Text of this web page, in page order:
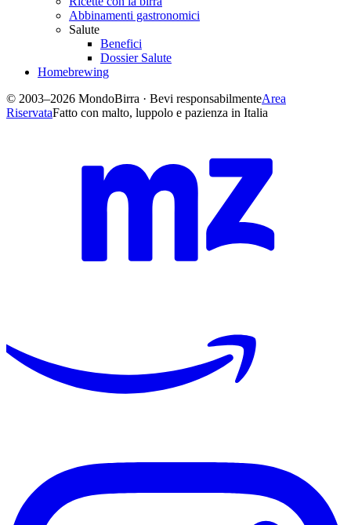
Abbinamenti gastronomici
Salute
Benefici
Dossier Salute
Homebrewing
© 2003–2026 MondoBirra · Bevi responsabilmenteArea
RiservataFatto con malto, luppolo e pazienza in Italia